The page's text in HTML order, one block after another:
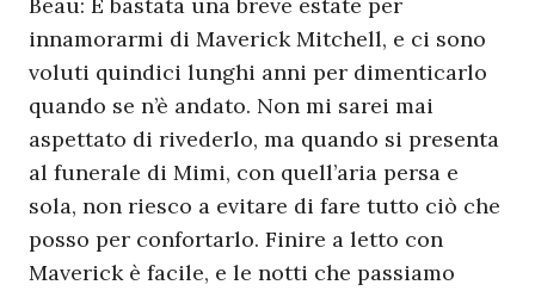
innamorarmi di Maverick Mitchell, e ci sono
voluti quindici lunghi anni per dimenticarlo
quando se n’è andato. Non mi sarei mai
aspettato di rivederlo, ma quando si presenta
al funerale di Mimi, con quell’aria persa e
sola, non riesco a evitare di fare tutto ciò che
posso per confortarlo. Finire a letto con
Maverick è facile, e le notti che passiamo